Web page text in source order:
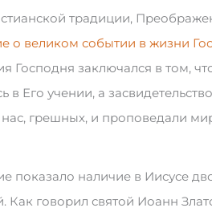
традиции,
о великом событии в жизни
Господня заключался в том,
в Его учении, а
грешных, и проповедали
показало наличие в Иисусе
Как говорил святой Иоанн